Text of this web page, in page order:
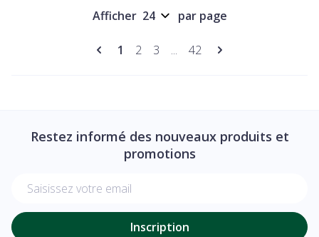
Pages
Vous lisez actuellement la page
1 Page
2 Page
3 ... Page
42
Afficher par page
Restez informé des nouveaux produits et
promotions
Inscription